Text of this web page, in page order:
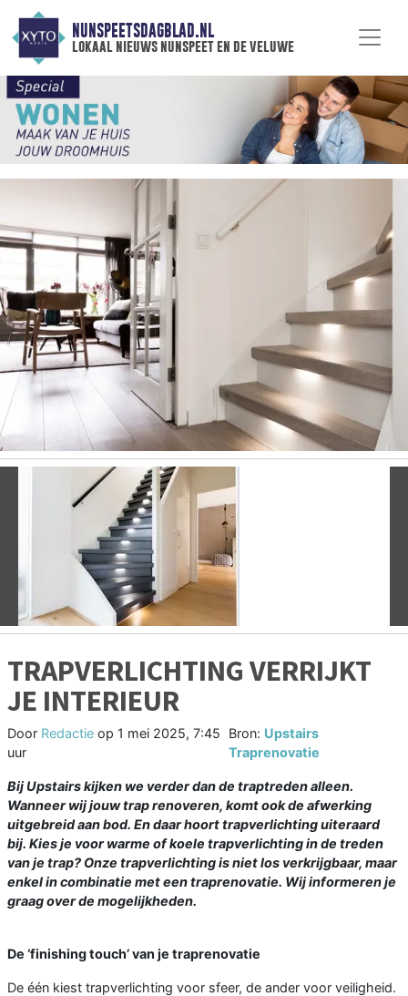
NUNSPEETSDAGBLAD.NL
lokaal nieuws nunspeet en de veluwe
TRAPVERLICHTING VERRIJKT
JE INTERIEUR
Door Redactie op 1 mei 2025, 7:45
uur
Bron: Upstairs
Traprenovatie
Bij Upstairs kijken we verder dan de traptreden alleen.
Wanneer wij jouw trap renoveren, komt ook de afwerking
uitgebreid aan bod. En daar hoort trapverlichting uiteraard
bij. Kies je voor warme of koele trapverlichting in de treden
van je trap? Onze trapverlichting is niet los verkrijgbaar, maar
enkel in combinatie met een traprenovatie. Wij informeren je
graag over de mogelijkheden.
De ‘finishing touch’ van je traprenovatie
De één kiest trapverlichting voor sfeer, de ander voor veiligheid.